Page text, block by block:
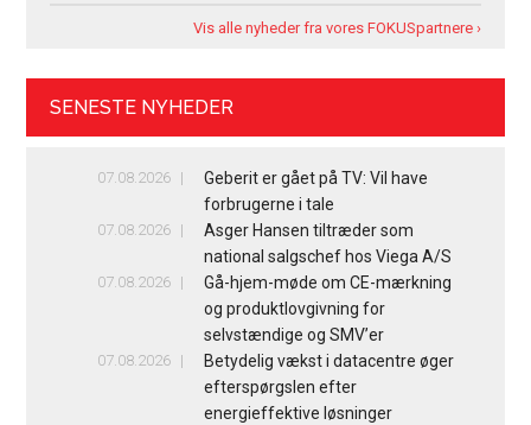
Vis alle nyheder fra vores FOKUSpartnere ›
SENESTE NYHEDER
07.08.2026
Geberit er gået på TV: Vil have
forbrugerne i tale
07.08.2026
Asger Hansen tiltræder som
national salgschef hos Viega A/S
07.08.2026
Gå-hjem-møde om CE-mærkning
og produktlovgivning for
selvstændige og SMV’er
07.08.2026
Betydelig vækst i datacentre øger
efterspørgslen efter
energieffektive løsninger